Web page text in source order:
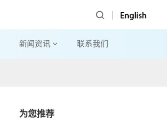
新闻资讯 联系我们
为您推荐